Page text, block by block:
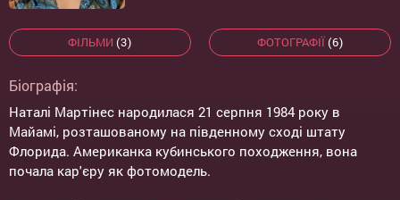
ФІЛЬМИ (3) ФОТОГРАФІЇ(6)
Біографія:
Наталі Мартінес народилася 21 серпня 1984 року в
Майамі, розташованому на південному сході штату
Флорида. Американка кубинського походження, вона
почала кар'єру як фотомодель.